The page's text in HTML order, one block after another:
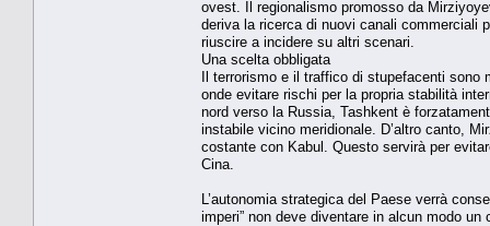
ovest. Il regionalismo promosso da
deriva la ricerca di nuovi canali commerciali
riuscire a incidere su altri scenari.
Una scelta obbligata
Il terrorismo e il traffico di stupefacenti sono
onde evitare rischi per la propria stabilità
nord verso la Russia, Tashkent è
instabile vicino meridionale. D’altro canto,
costante con Kabul. Questo servirà per
Cina.
L’autonomia strategica del Paese verrà
imperi” non deve diventare in alcun modo un